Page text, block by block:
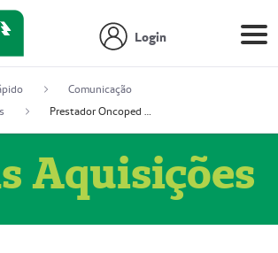
Login
Comunicação
Prestador Oncoped Serviços Médicos (51004335-0)
Aquisições